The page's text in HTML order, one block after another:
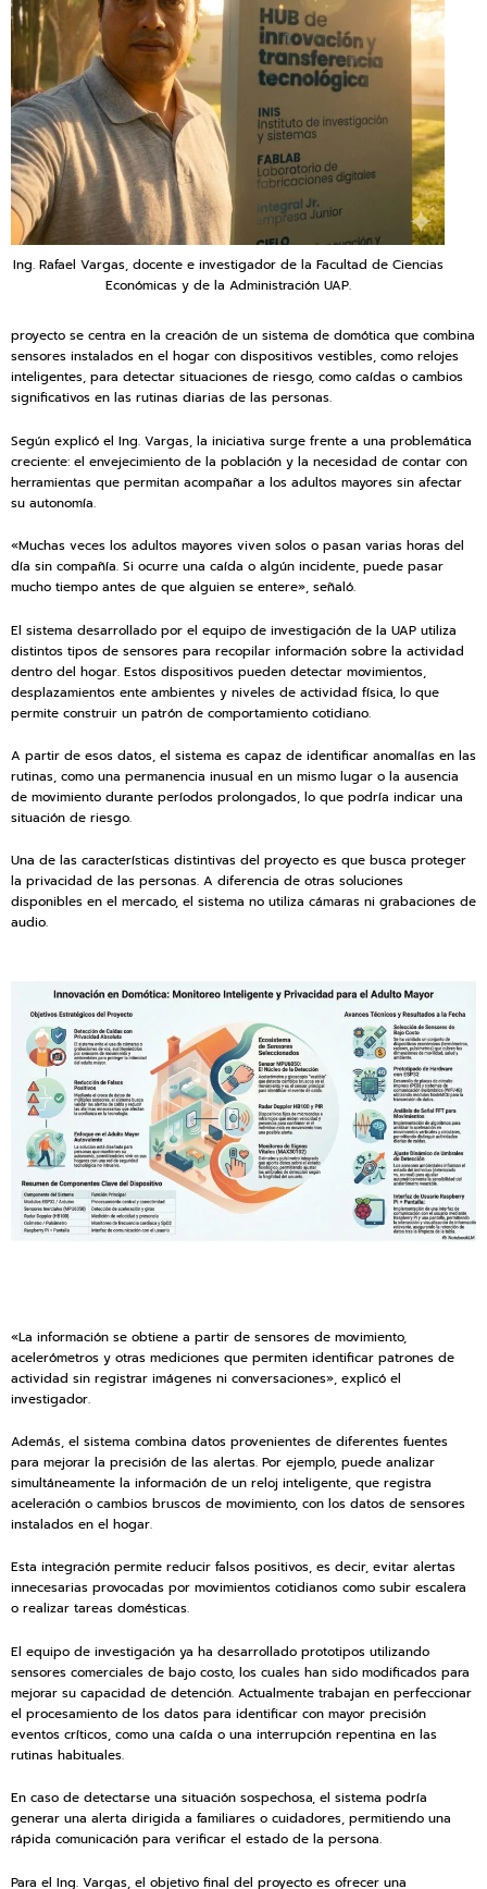
Ing. Rafael Vargas, docente e investigador de la Facultad de Ciencias
Económicas y de la Administración UAP.
proyecto se centra en la creación de un sistema de domótica que combina
sensores instalados en el hogar con dispositivos vestibles, como relojes
inteligentes, para detectar situaciones de riesgo, como caídas o cambios
significativos en las rutinas diarias de las personas.
Según explicó el Ing. Vargas, la iniciativa surge frente a una problemática
creciente: el envejecimiento de la población y la necesidad de contar con
herramientas que permitan acompañar a los adultos mayores sin afectar
su autonomía.
«Muchas veces los adultos mayores viven solos o pasan varias horas del
día sin compañía. Si ocurre una caída o algún incidente, puede pasar
mucho tiempo antes de que alguien se entere», señaló.
El sistema desarrollado por el equipo de investigación de la UAP utiliza
distintos tipos de sensores para recopilar información sobre la actividad
dentro del hogar. Estos dispositivos pueden detectar movimientos,
desplazamientos ente ambientes y niveles de actividad física, lo que
permite construir un patrón de comportamiento cotidiano.
A partir de esos datos, el sistema es capaz de identificar anomalías en las
rutinas, como una permanencia inusual en un mismo lugar o la ausencia
de movimiento durante períodos prolongados, lo que podría indicar una
situación de riesgo.
Una de las características distintivas del proyecto es que busca proteger
la privacidad de las personas. A diferencia de otras soluciones
disponibles en el mercado, el sistema no utiliza cámaras ni grabaciones de
audio.
«La información se obtiene a partir de sensores de movimiento,
acelerómetros y otras mediciones que permiten identificar patrones de
actividad sin registrar imágenes ni conversaciones», explicó el
investigador.
Además, el sistema combina datos provenientes de diferentes fuentes
para mejorar la precisión de las alertas. Por ejemplo, puede analizar
simultáneamente la información de un reloj inteligente, que registra
aceleración o cambios bruscos de movimiento, con los datos de sensores
instalados en el hogar.
Esta integración permite reducir falsos positivos, es decir, evitar alertas
innecesarias provocadas por movimientos cotidianos como subir escalera
o realizar tareas domésticas.
El equipo de investigación ya ha desarrollado prototipos utilizando
sensores comerciales de bajo costo, los cuales han sido modificados para
mejorar su capacidad de detención. Actualmente trabajan en perfeccionar
el procesamiento de los datos para identificar con mayor precisión
eventos críticos, como una caída o una interrupción repentina en las
rutinas habituales.
En caso de detectarse una situación sospechosa, el sistema podría
generar una alerta dirigida a familiares o cuidadores, permitiendo una
rápida comunicación para verificar el estado de la persona.
Para el Ing. Vargas, el objetivo final del proyecto es ofrecer una